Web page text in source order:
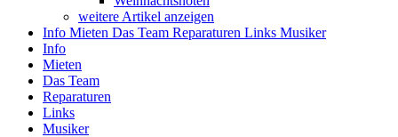
weitere Artikel anzeigen
Info Mieten Das Team Reparaturen Links Musiker
Info
Mieten
Das Team
Reparaturen
Links
Musiker